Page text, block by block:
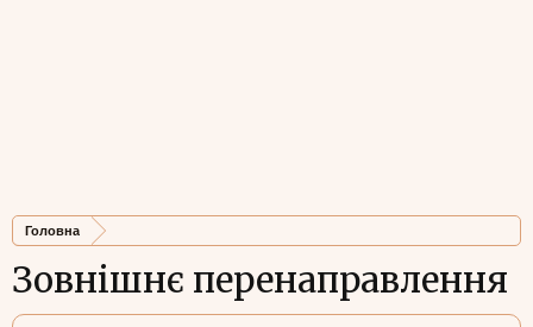
Головна
Зовнішнє перенаправлення